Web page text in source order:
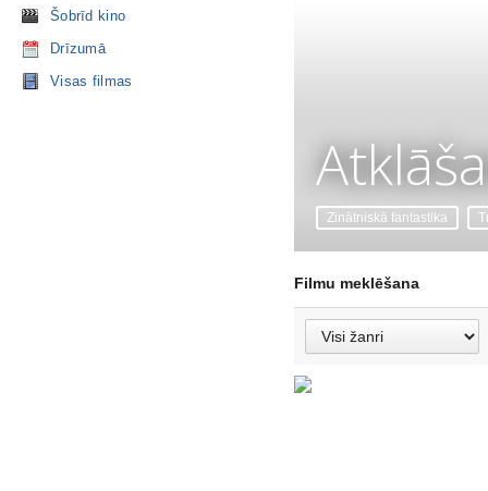
Šobrīd kino
Drīzumā
Visas filmas
Zinātniskā fantastika
Filmu meklēšana